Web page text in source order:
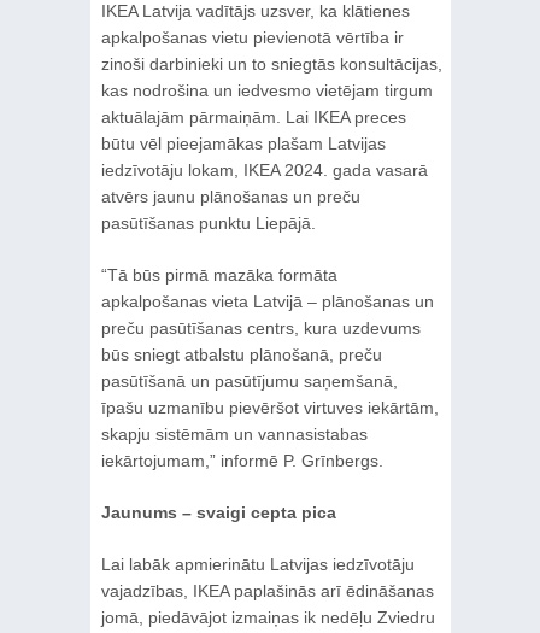
IKEA Latvija vadītājs uzsver, ka klātienes
apkalpošanas vietu pievienotā vērtība ir
zinoši darbinieki un to sniegtās konsultācijas,
kas nodrošina un iedvesmo vietējam tirgum
aktuālajām pārmaiņām. Lai IKEA preces
būtu vēl pieejamākas plašam Latvijas
iedzīvotāju lokam, IKEA 2024. gada vasarā
atvērs jaunu plānošanas un preču
pasūtīšanas punktu Liepājā.
“Tā būs pirmā mazāka formāta
apkalpošanas vieta Latvijā – plānošanas un
preču pasūtīšanas centrs, kura uzdevums
būs sniegt atbalstu plānošanā, preču
pasūtīšanā un pasūtījumu saņemšanā,
īpašu uzmanību pievēršot virtuves iekārtām,
skapju sistēmām un vannasistabas
iekārtojumam,” informē P. Grīnbergs.
Jaunums – svaigi cepta pica
Lai labāk apmierinātu Latvijas iedzīvotāju
vajadzības, IKEA paplašinās arī ēdināšanas
jomā, piedāvājot izmaiņas ik nedēļu Zviedru